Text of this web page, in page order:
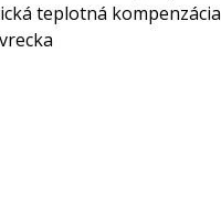
teplotná kompenzácia